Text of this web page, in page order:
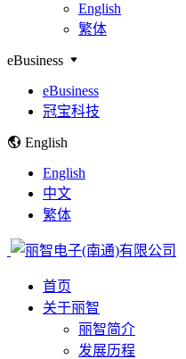
English
繁体
eBusiness
eBusiness
冠宝科技
English
English
中文
繁体
首页
关于丽智
丽智简介
发展历程